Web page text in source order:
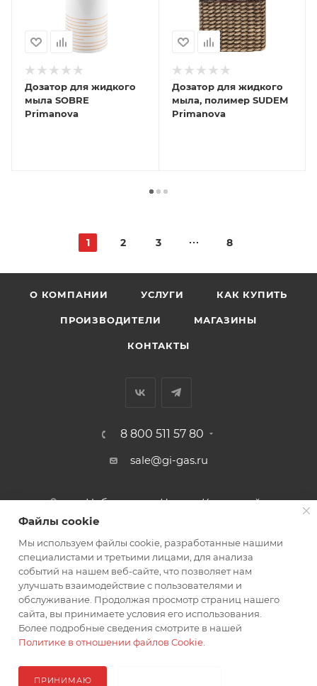
Дозатор для жидкого
мыла SOBRE
Primanova
Дозатор для жидкого
мыла, полимер SUDEM
Primanova
1 2 3 8
О КОМПАНИИ УСЛУГИ КАК КУПИТЬ
ПРОИЗВОДИТЕЛИ МАГАЗИНЫ
КОНТАКТЫ
8 800 511 57 80
sale@gi-gas.ru
г. Набережные Челны, Казанский
ПОДПИСАТЬСЯ НА РАССЫЛКУ
ПОЛИТИКА КОНФИДЕНЦИАЛЬНОСТИ
2026 © Гигаз: интернет-магазин
Файлы cookie
Мы используем файлы cookie, разработанные нашими
специалистами и третьими лицами, для анализа
событий на нашем веб-сайте, что позволяет нам
улучшать взаимодействие с пользователями и
обслуживание. Продолжая просмотр страниц нашего
сайта, вы принимаете условия его использования.
Более подробные сведения смотрите в нашей
Политике в отношении файлов Cookie
ПРИНИМАЮ